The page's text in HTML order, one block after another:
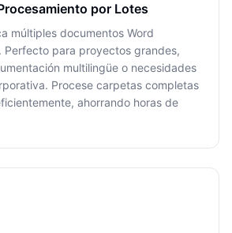
por Lotes
múltiples documentos Word
Perfecto para proyectos grandes,
multilingüe o necesidades
Procese carpetas completas
ahorrando horas de